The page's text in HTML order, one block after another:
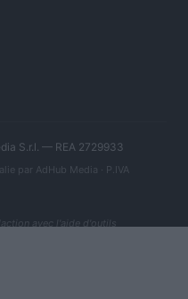
S.r.l. — REA 2729933
par AdHub Media · P.IVA
avec l'aide d'outils